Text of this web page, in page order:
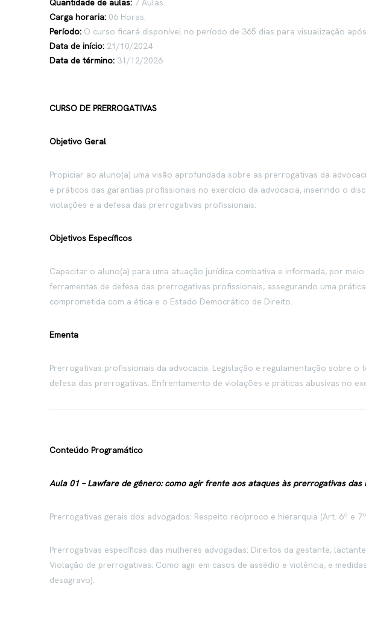
Quantidade de aulas: 7 Aulas.
Carga horaria: 06 Horas.
Período: O curso ficará disponível no período de 365 dias para visualização
Data de início: 21/10/2024
Data de término: 31/12/2026
CURSO DE PRERROGATIVAS
Objetivo Geral
Propiciar ao aluno(a) uma visão aprofundada sobre as prerrogativas da
e práticos das garantias profissionais no exercício da advocacia, inserindo o
violações e a defesa das prerrogativas profissionais.
Objetivos Específicos
Capacitar o aluno(a) para uma atuação jurídica combativa e informada, por
ferramentas de defesa das prerrogativas profissionais, assegurando uma
comprometida com a ética e o Estado Democrático de Direito.
Ementa
Prerrogativas profissionais da advocacia. Legislação e regulamentação sobre o
defesa das prerrogativas. Enfrentamento de violações e práticas abusivas no
Conteúdo Programático
Aula 01 – Lawfare de gênero: como agir frente aos ataques às prerrogativas das
Prerrogativas gerais dos advogados: Respeito recíproco e hierarquia (Art. 6º e
Prerrogativas específicas das mulheres advogadas: Direitos da gestante,
Violação de prerrogativas: Como agir em casos de assédio e violência, e
desagravo).